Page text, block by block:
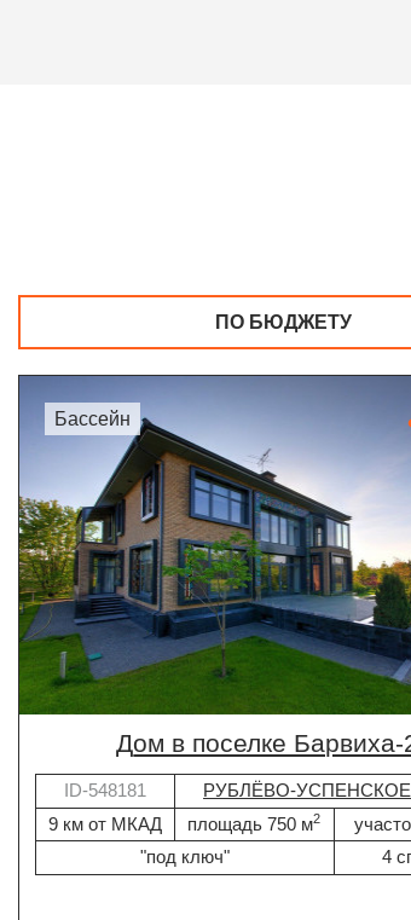
ПО БЮДЖЕТУ
бассейн
дом в поселке Барвиха-
ID-548181
РУБЛЁВО-
9 км от МКАД
площадь 750 м2
"под ключ"
4